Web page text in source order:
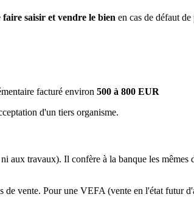
faire saisir et vendre le bien en cas de défaut
facturé environ 500 à 800 EUR
d'un tiers organisme.
aux travaux). Il confère à la banque les
vente. Pour une VEFA (vente en l'état futur